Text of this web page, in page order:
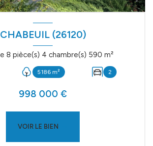
CHABEUIL (26120)
Propriete 8 pièce(s) 4 chambre(s) 590 m²
5186 m² 2
998 000 €
VOIR LE BIEN